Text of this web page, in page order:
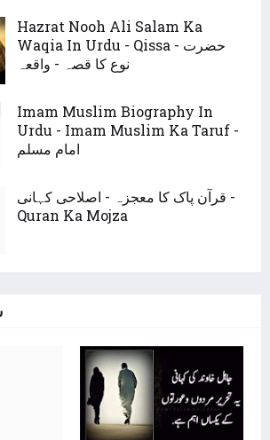
Hazrat Nooh Ali Salam Ka
Waqia In Urdu - Qissa - حضرت
نوع کا قصہ - واقعہ
Imam Muslim Biography In
Urdu - Imam Muslim Ka Taruf -
امام مسلم
قرآن پاک کا معجزہ - اصلاحی کہانی -
Quran Ka Mojza